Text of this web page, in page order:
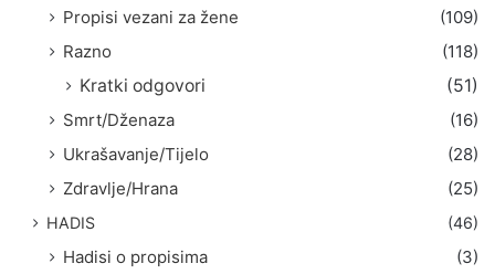
Propisi vezani za žene
(109)
Razno
(118)
Kratki odgovori
(51)
Smrt/Dženaza
(16)
Ukrašavanje/Tijelo
(28)
Zdravlje/Hrana
(25)
HADIS (46)
Hadisi o propisima
(3)